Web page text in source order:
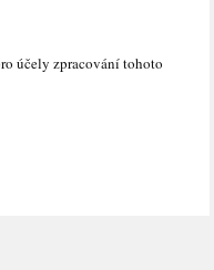
účely zpracování tohoto